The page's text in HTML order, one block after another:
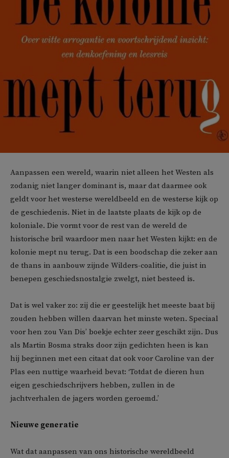
Aanpassen een wereld, waarin niet alleen het Westen als
zodanig niet langer dominant is, maar dat daarmee ook
geldt voor het westerse wereldbeeld en de westerse kijk op
de geschiedenis. Niet in de laatste plaats de kijk op de
koloniale. Die vormt voor de rest van de wereld de
historische bril waardoor men naar het Westen kijkt: en de
kolonie mept nu terug. Dat is een boodschap die zeker aan
de thans in aanbouw zijnde Wilders-coalitie, die juist in
benepen geschiedsnostalgie zwelgt, niet besteed is.
Dat is wel vaker zo: zij die er geestelijk het meeste baat bij
zouden hebben willen daarvan het minste weten. Speciaal
voor hen zou Van Dis’ boekje echter zeer geschikt zijn. Dus
als Martin Bosma straks door zijn gedichten heen is kan
hij beginnen met een citaat dat ook voor Caroline van der
Plas een nuttige waarheid bevat: ‘Totdat de dieren hun
eigen geschiedschrijvers hebben, zullen in de
jachtverhalen de jagers worden geroemd.’
Nieuwe generatie
Wat dat aanpassen van ons historische wereldbeeld